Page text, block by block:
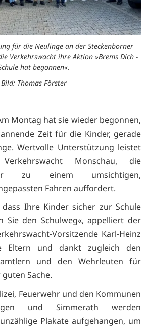
für die Neulinge an der Steckenborner
Verkehrswacht ihre Aktion »Brems Dich -
hat begonnen«.
Bild: Thomas Förster
Montag hat sie wieder begonnen,
Zeit für die Kinder, gerade
Wertvolle Unterstützung leistet
Monschau, die
zu einem umsichtigen,
Fahren auffordert.
dass Ihre Kinder sicher zur Schule
Sie den Schulweg«, appelliert der
Vorsitzende Karl-Heinz
Eltern und dankt zugleich den
und den Wehrleuten für
Sache.
Feuerwehr und den Kommunen
und Simmerath werden
Plakate aufgehangen, um